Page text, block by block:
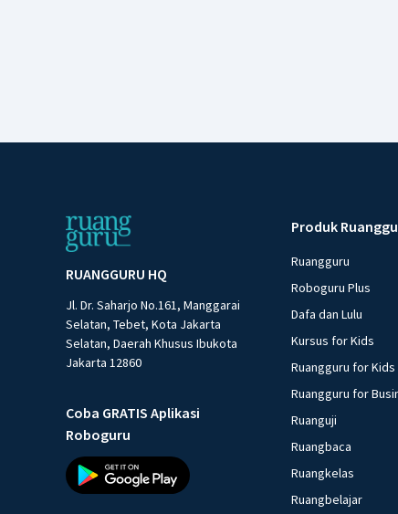
RUANGGURU HQ
Jl. Dr. Saharjo No.161, Manggarai
Selatan, Tebet, Kota Jakarta
Selatan, Daerah Khusus Ibukota
Jakarta 12860
Coba GRATIS Aplikasi
Roboguru
Produk
Ruangguru
Roboguru Plus
Dafa dan Lulu
Kursus for Kids
Ruangguru for Kids
Ruangguru for
Ruanguji
Ruangbaca
Ruangkelas
Ruangbelajar